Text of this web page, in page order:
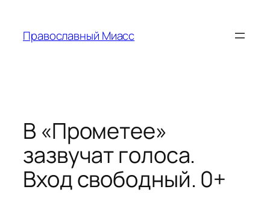
содержимому
Православный Миасс
В «Прометее»
зазвучат голоса.
Вход свободный. 0+